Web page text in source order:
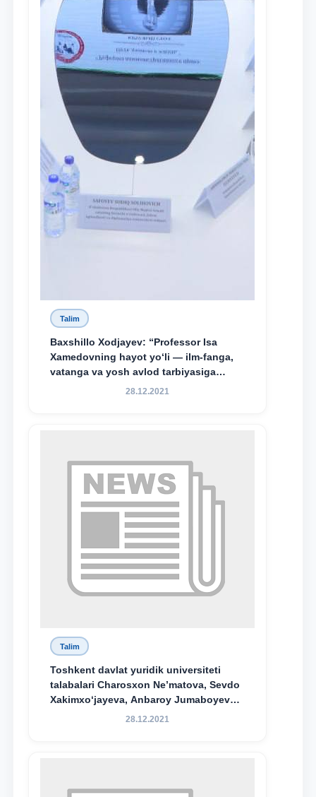
Talim
Baxshillo Xodjayev: “Professor Isa
Xamedovning hayot yo‘li — ilm-fanga,
vatanga va yosh avlod tarbiyasiga
sodiqlikning oliy namunasidir”.
28.12.2021
Talim
Toshkent davlat yuridik universiteti
talabalari Charosxon Ne’matova, Sevdo
Xakimxo‘jayeva, Anbaroy Jumaboyeva
hamda TDYU qoshidagi M.S.Vosiqova
bo‘ldi.
28.12.2021